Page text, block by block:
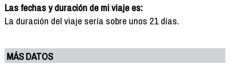
Las fechas y duración de mi viaje es:
La duración del viaje sería sobre unos 21 días.
MÁS DATOS